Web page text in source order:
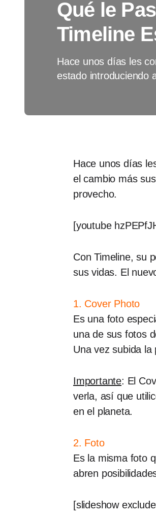
Qué le
Timeline
Hace unos días les
estado introduciendo
Hace unos días
el cambio más
provecho.
[youtube
Con Timeline, su
sus vidas. El
1. Cover Photo
Es una foto
una de sus fotos
Una vez subida
Importante: El
verla, así que
en el planeta.
2. Foto
Es la misma foto
abren
[slideshow